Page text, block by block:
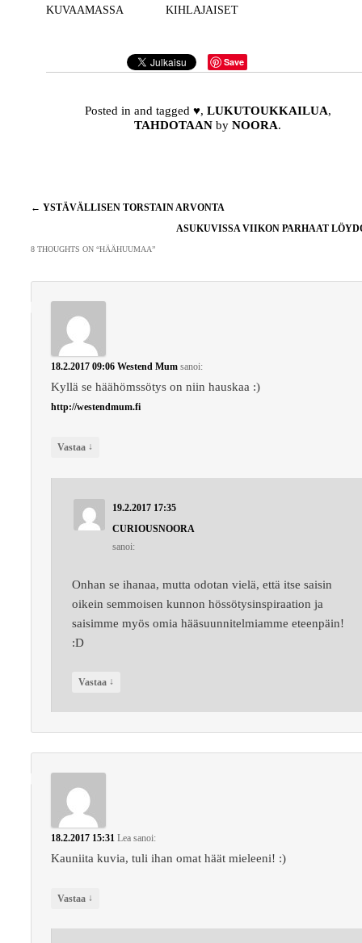
KUVAAMASSA
KIHLAJAISET
Save
Posted in and tagged ♥, LUKUTOUKKAILUA,
TAHDOTAAN byNOORA.
Artikkelien
← YSTÄVÄLLISEN TORSTAIN ARVONTA
ASUKUVISSA VIIKON PARHAAT
8 THOUGHTS ON “HÄÄHUUMAA”
18.2.2017 09:06 Westend Mum sanoi:
Kyllä se häähömssötys on niin hauskaa :)
http://westendmum.fi
Vastaa ↓
19.2.2017 17:35
CURIOUSNOORA
sanoi:
Onhan se ihanaa, mutta odotan vielä, että itse saisin
oikein semmoisen kunnon hössötysinspiraation ja
saisimme myös omia hääsuunnitelmiamme eteenpäin!
:D
Vastaa ↓
18.2.2017 15:31 Lea sanoi:
Kauniita kuvia, tuli ihan omat häät mieleeni! :)
Vastaa ↓